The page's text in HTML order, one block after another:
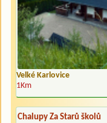
Velké Karlovice
1Km
Chalupy Za Starů školů